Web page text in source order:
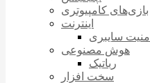
بازی‌های کامپیوتری
اینترنت
امنیت سایبری
هوش مصنوعی
رباتیک
سخت افزار